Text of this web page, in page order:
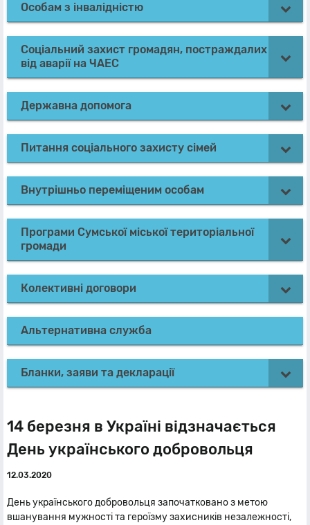
Особам з інвалідністю
Соціальний захист громадян, постраждалих
від аварії на ЧАЕС
Державна допомога
Питання соціального захисту сімей
Внутрішньо переміщеним особам
Програми Сумської міської територіальної
громади
Колективні договори
Альтернативна служба
Бланки, заяви та декларації
14 березня в Україні відзначається
День українського добровольця
12.03.2020
День українського добровольця започатковано з метою
вшанування мужності та героїзму захисників незалежності,